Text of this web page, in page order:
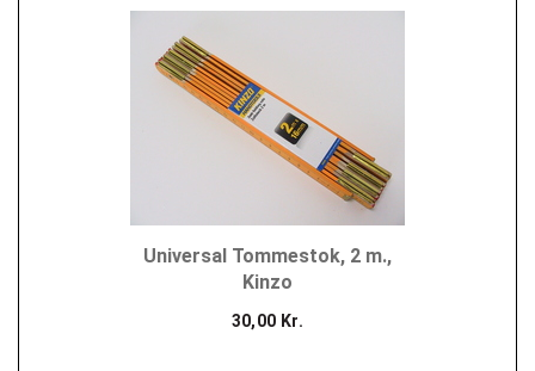
Universal Tommestok, 2 m.,
Kinzo
30,00 Kr.